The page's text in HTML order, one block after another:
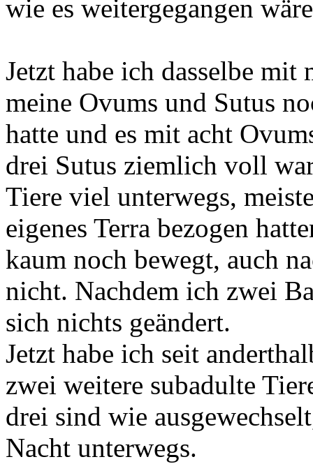
wie es weitergegangen
Jetzt habe ich dasselbe
meine Ovums und Sutus
hatte und es mit acht
drei Sutus ziemlich voll
Tiere viel unterwegs,
eigenes Terra bezogen
kaum noch bewegt, auch
nicht. Nachdem ich zwei
sich nichts geändert.
Jetzt habe ich seit
zwei weitere subadulte
drei sind wie
Nacht unterwegs.